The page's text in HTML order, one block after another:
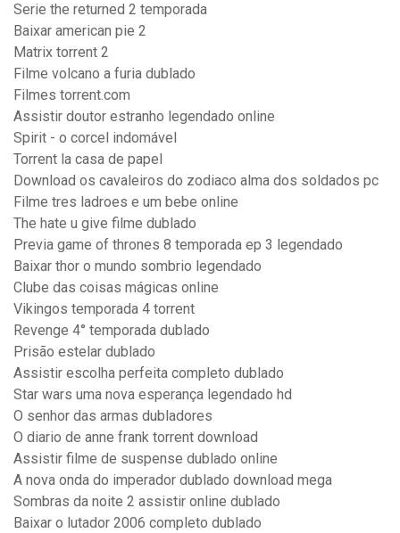
Serie the returned 2 temporada
Baixar american pie 2
Matrix torrent 2
Filme volcano a furia dublado
Filmes torrent.com
Assistir doutor estranho legendado online
Spirit - o corcel indomável
Torrent la casa de papel
Download os cavaleiros do zodiaco alma dos soldados pc
Filme tres ladroes e um bebe online
The hate u give filme dublado
Previa game of thrones 8 temporada ep 3 legendado
Baixar thor o mundo sombrio legendado
Clube das coisas mágicas online
Vikingos temporada 4 torrent
Revenge 4° temporada dublado
Prisão estelar dublado
Assistir escolha perfeita completo dublado
Star wars uma nova esperança legendado hd
O senhor das armas dubladores
O diario de anne frank torrent download
Assistir filme de suspense dublado online
A nova onda do imperador dublado download mega
Sombras da noite 2 assistir online dublado
Baixar o lutador 2006 completo dublado